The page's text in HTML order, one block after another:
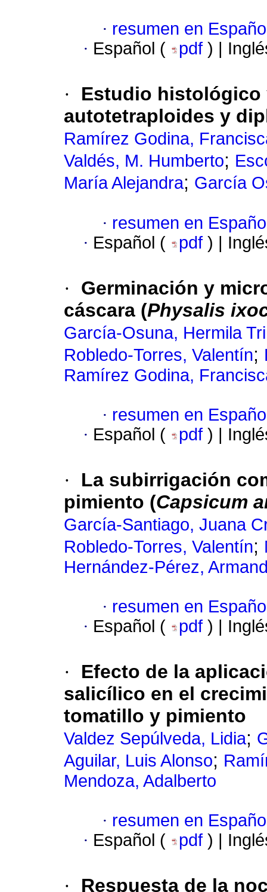
· resumen en
· Español ( pdf ) |
·
Estudio
autotetraploides y
Ramírez Godina,
Valdés, M. Humberto;
María Alejandra; García
· resumen en
· Español ( pdf ) |
·
Germinación y
cáscara (Physalis
García-Osuna, Hermila
Robledo-Torres, Valentín;
Ramírez Godina,
· resumen en
· Español ( pdf ) |
·
La subirrigación
pimiento (Capsicum
García-Santiago, Juana
Robledo-Torres, Valentín;
Hernández-Pérez,
· resumen en
· Español ( pdf ) |
·
Efecto de la
salicílico en el
tomatillo y pimiento
Valdez Sepúlveda, Lidia;
Aguilar, Luis Alonso;
Mendoza, Adalberto
· resumen en
· Español ( pdf ) |
· Respuesta de la